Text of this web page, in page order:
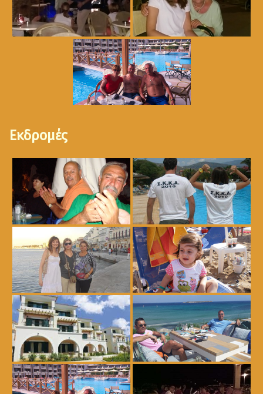
Εκδρομές